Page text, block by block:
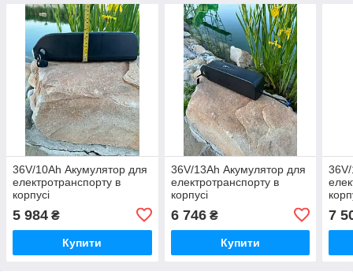
36V/10Ah Акумулятор для
електротранспорту в
корпусі
5 984 ₴
Купити
36V/13Ah Акумулятор для
електротранспорту в
корпусі
6 746₴
Купити
7